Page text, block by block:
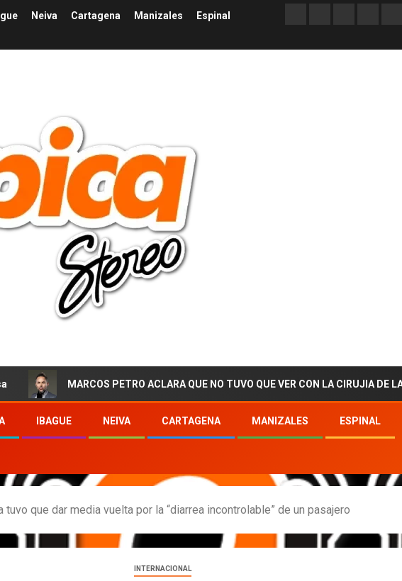
Neiva Cartagena Manizales
Espinal
MARCOS PETRO ACLARA QUE NO TUVO QUE VER CON LA CIRUJIA DE LA PACIENTE
IBAGUE NEIVA CARTAGENA MANIZALES ESPINAL
que dar media vuelta por la “diarrea incontrolable” de un pasajero
INTERNACIONAL